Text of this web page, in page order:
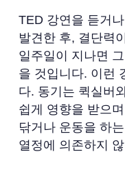
TED 강연을 듣거
발견한 후, 결단력
일주일이 지나면
을 것입니다. 이런
다. 동기는 퀵실버
쉽게 영향을 받으
닦거나 운동을 하
열정에 의존하지